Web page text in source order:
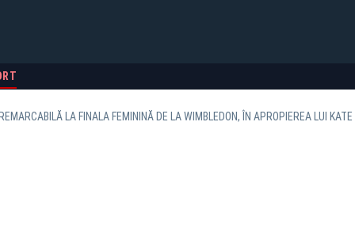
LA FINALA FEMININĂ DE LA WIMBLEDON, ÎN APROPIEREA LUI KATE